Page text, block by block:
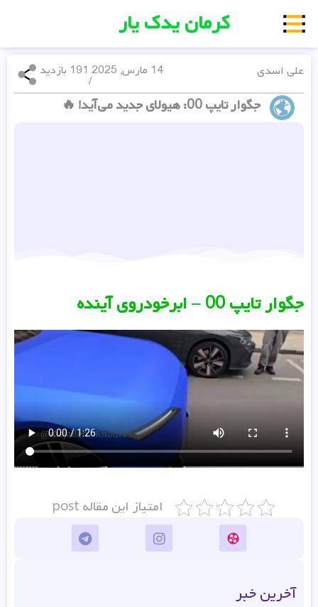
کرمان یدک یار
علی اسدی 191 بازدید
/
14 مارس, 2025
جگوار تایپ 00: هیولای جدید می‌آید! 🔥
جگوار تایپ 00 – ابرخودروی آینده
امتیاز این مقاله post
آخرین خبر